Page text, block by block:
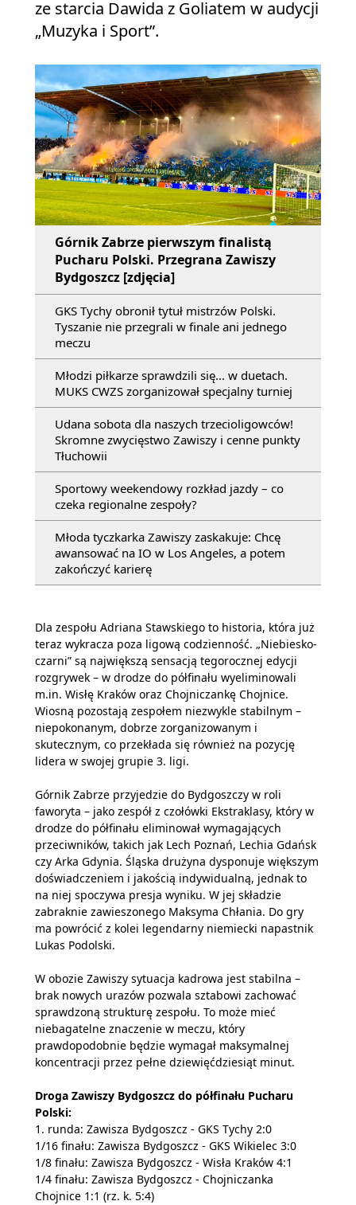
ze starcia Dawida z Goliatem w audycji
„Muzyka i Sport”.
Górnik Zabrze pierwszym finalistą
Pucharu Polski. Przegrana Zawiszy
Bydgoszcz [zdjęcia]
GKS Tychy obronił tytuł mistrzów Polski.
Tyszanie nie przegrali w finale ani jednego
meczu
Młodzi piłkarze sprawdzili się... w duetach.
MUKS CWZS zorganizował specjalny turniej
Udana sobota dla naszych trzecioligowców!
Skromne zwycięstwo Zawiszy i cenne punkty
Tłuchowii
Sportowy weekendowy rozkład jazdy – co
czeka regionalne zespoły?
Młoda tyczkarka Zawiszy zaskakuje: Chcę
awansować na IO w Los Angeles, a potem
zakończyć karierę
Dla zespołu Adriana Stawskiego to historia, która już
teraz wykracza poza ligową codzienność. „Niebiesko-
czarni” są największą sensacją tegorocznej edycji
rozgrywek – w drodze do półfinału wyeliminowali
m.in. Wisłę Kraków oraz Chojniczankę Chojnice.
Wiosną pozostają zespołem niezwykle stabilnym –
niepokonanym, dobrze zorganizowanym i
skutecznym, co przekłada się również na pozycję
lidera w swojej grupie 3. ligi.
Górnik Zabrze przyjedzie do Bydgoszczy w roli
faworyta – jako zespół z czołówki Ekstraklasy, który w
drodze do półfinału eliminował wymagających
przeciwników, takich jak Lech Poznań, Lechia Gdańsk
czy Arka Gdynia. Śląska drużyna dysponuje większym
doświadczeniem i jakością indywidualną, jednak to
na niej spoczywa presja wyniku. W jej składzie
zabraknie zawieszonego Maksyma Chłania. Do gry
ma powrócić z kolei legendarny niemiecki napastnik
Lukas Podolski.
W obozie Zawiszy sytuacja kadrowa jest stabilna –
brak nowych urazów pozwala sztabowi zachować
sprawdzoną strukturę zespołu. To może mieć
niebagatelne znaczenie w meczu, który
prawdopodobnie będzie wymagał maksymalnej
koncentracji przez pełne dziewięćdziesiąt minut.
Droga Zawiszy Bydgoszcz do półfinału Pucharu
Polski:
1. runda: Zawisza Bydgoszcz - GKS Tychy 2:0
1/16 finału: Zawisza Bydgoszcz - GKS Wikielec 3:0
1/8 finału: Zawisza Bydgoszcz - Wisła Kraków 4:1
1/4 finału: Zawisza Bydgoszcz - Chojniczanka
Chojnice 1:1 (rz. k. 5:4)